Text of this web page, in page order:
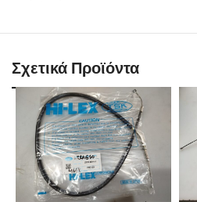
Σχετικά Προϊόντα